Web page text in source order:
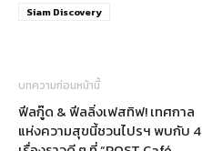
Siam Discovery
บทความก่อนหน้านี้
ฟีลกู๊ด & ฟีลลิ่งเฟสทิฟ! เทศกาล
แห่งความสุขนี้ชวนไปรฯ พบกับ 4